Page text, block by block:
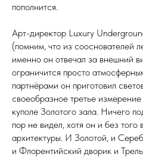
пополнится.
Арт-директор Luxury
(помним, что из сооснователей
именно он отвечал за внешний
ограничится просто
партнёрами он приготовил
своеобразное третье
куполе Золотого зала. Ничего
пор не видел, хотя он и без того
архитектуры. И Золотой, и
и Флорентийский дворик и